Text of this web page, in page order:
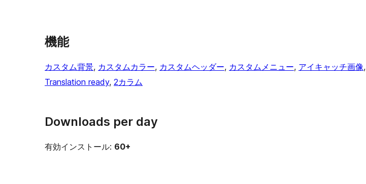
機能
カスタム背景, カスタムカラー, カスタムヘッダー, カスタムメニュー, アイキャッチ画像,
Translation ready, 2カラム
Downloads per day
有効インストール: 60+